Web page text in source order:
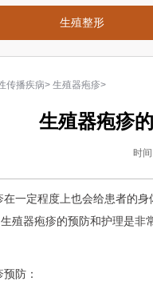
生殖整形
传播疾病> 生殖器疱疹>
生殖器疱疹
时
在一定程度上也会给患者的
殖器疱疹的预防和护理是
防：